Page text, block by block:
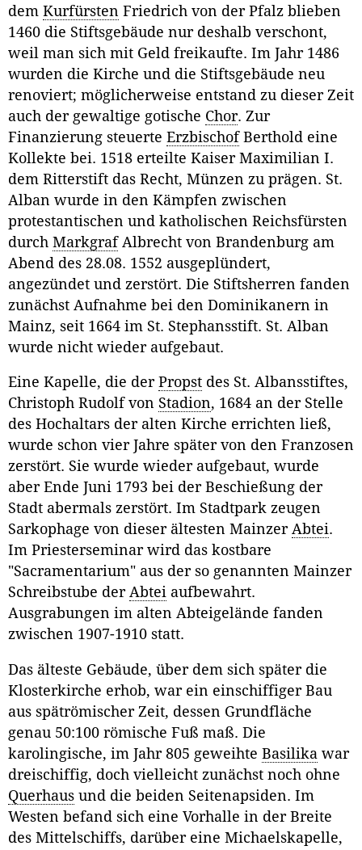
dem Kurfürsten Friedrich von der Pfalz blieben
1460 die Stiftsgebäude nur deshalb verschont,
weil man sich mit Geld freikaufte. Im Jahr 1486
wurden die Kirche und die Stiftsgebäude neu
renoviert; möglicherweise entstand zu dieser Zeit
auch der gewaltige gotische Chor. Zur
Finanzierung steuerte ErzbischofBerthold eine
Kollekte bei. 1518 erteilte Kaiser Maximilian I.
dem Ritterstift das Recht, Münzen zu prägen. St.
Alban wurde in den Kämpfen zwischen
protestantischen und katholischen Reichsfürsten
durch MarkgrafAlbrecht von Brandenburg am
Abend des 28.08. 1552 ausgeplündert,
angezündet und zerstört. Die Stiftsherren fanden
zunächst Aufnahme bei den Dominikanern in
Mainz, seit 1664 im St. Stephansstift. St. Alban
wurde nicht wieder aufgebaut.
Eine Kapelle, die der Propst des St. Albansstiftes,
Christoph Rudolf von Stadion, 1684 an der Stelle
des Hochaltars der alten Kirche errichten ließ,
wurde schon vier Jahre später von den Franzosen
zerstört. Sie wurde wieder aufgebaut, wurde
aber Ende Juni 1793 bei der Beschießung der
Stadt abermals zerstört. Im Stadtpark zeugen
Sarkophage von dieser ältesten Mainzer Abtei.
Im Priesterseminar wird das kostbare
"Sacramentarium" aus der so genannten Mainzer
Schreibstube der Abtei aufbewahrt.
Ausgrabungen im alten Abteigelände fanden
zwischen 1907-1910 statt.
Das älteste Gebäude, über dem sich später die
Klosterkirche erhob, war ein einschiffiger Bau
aus spätrömischer Zeit, dessen Grundfläche
genau 50:100 römische Fuß maß. Die
karolingische, im Jahr 805 geweihte Basilika war
dreischiffig, doch vielleicht zunächst noch ohne
Querhaus und die beiden Seitenapsiden. Im
Westen befand sich eine Vorhalle in der Breite
des Mittelschiffs, darüber eine Michaelskapelle,